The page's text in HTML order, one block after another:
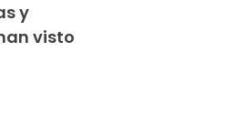
y
visto